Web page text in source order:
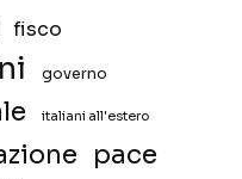
fisco
governo
italiani all'estero
pace